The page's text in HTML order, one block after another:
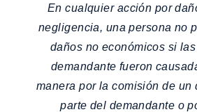
En cualquier acción por
negligencia, una persona no
daños no económicos si
demandante fueron
manera por la comisión de un
parte del demandante o